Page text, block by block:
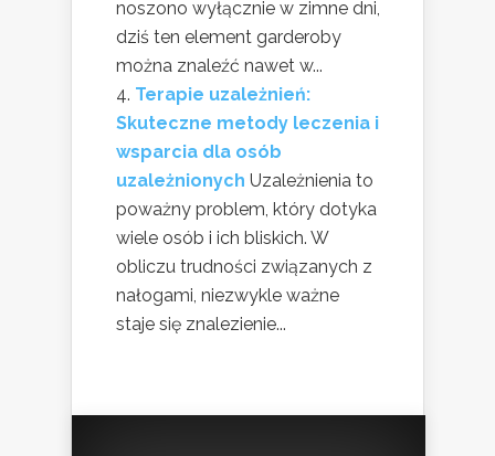
noszono wyłącznie w zimne dni,
dziś ten element garderoby
można znaleźć nawet w...
Terapie uzależnień:
Skuteczne metody leczenia i
wsparcia dla osób
uzależnionych Uzależnienia to
poważny problem, który dotyka
wiele osób i ich bliskich. W
obliczu trudności związanych z
nałogami, niezwykle ważne
staje się znalezienie...